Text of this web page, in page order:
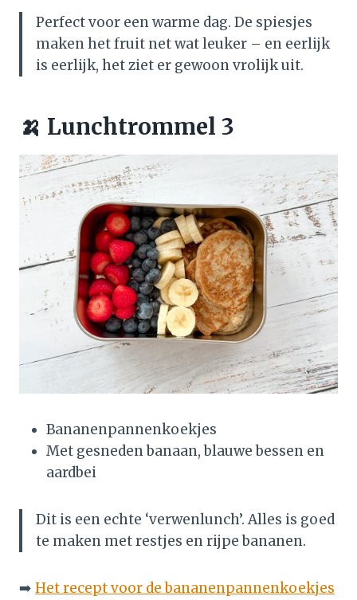
Perfect voor een warme dag. De spiesjes
maken het fruit net wat leuker – en eerlijk
is eerlijk, het ziet er gewoon vrolijk uit.
🍌 Lunchtrommel 3
Bananenpannenkoekjes
Met gesneden banaan, blauwe bessen en
aardbei
Dit is een echte ‘verwenlunch’. Alles is goed
te maken met restjes en rijpe bananen.
➡️ Het recept voor de bananenpannenkoekjes